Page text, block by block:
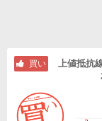
買い 上値抵抗